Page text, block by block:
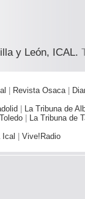
y León, ICAL.
Revista Osaca
La Tribuna de
La Tribuna de
Vive!Radio